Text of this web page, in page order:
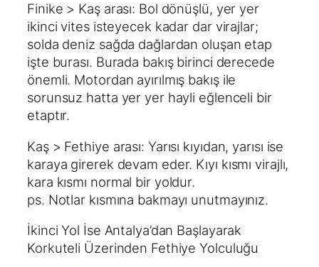
Finike > Kaş arası: Bol dönüşlü, yer yer
ikinci vites isteyecek kadar dar virajlar;
solda deniz sağda dağlardan oluşan etap
işte burası. Burada bakış birinci derecede
önemli. Motordan ayırılmış bakış ile
sorunsuz hatta yer yer hayli eğlenceli bir
etaptır.
Kaş > Fethiye arası: Yarısı kıyıdan, yarısı ise
karaya girerek devam eder. Kıyı kısmı virajlı,
kara kısmı normal bir yoldur.
ps. Notlar kısmına bakmayı unutmayınız.
İkinci Yol İse Antalya’dan Başlayarak
Korkuteli Üzerinden Fethiye Yolculuğu